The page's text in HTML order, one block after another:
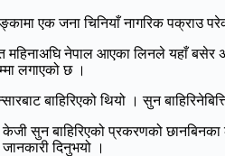
एक जना चिनियाँ नागरिक पक्राउ
नेपाल आएका लिनले यहाँ
लगाएको छ ।
बाहिरिएको थियो । सुन
सुन बाहिरिएको प्रकरणको
दिनुभयो ।